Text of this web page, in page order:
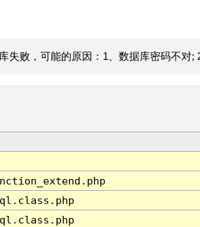
失败，可能的原因：1、数据库密码不对;